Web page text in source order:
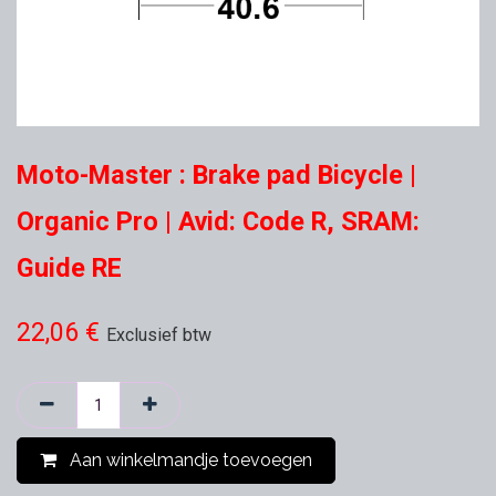
Moto-Master : Brake pad Bicycle |
Organic Pro | Avid: Code R, SRAM:
Guide RE
22,06 € Exclusief btw
Aan winkelmandje toevoegen